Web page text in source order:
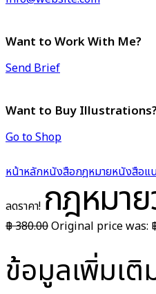
Want to Work With Me?
Send Brief
Want to Buy
Go to Shop
หน้าหลักหนังสือกฎหมายหนังสือแ
ลดราคา! กฎหมา
฿380.00Original price was:
ข้อมูลเพิ่มเติ